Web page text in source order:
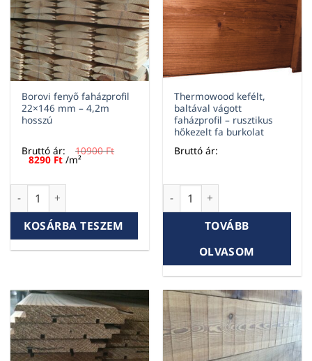
Borovi fenyő faházprofil
22×146 mm – 4,2m
hosszú
Bruttó ár: 10900Ft
Original
price
10900 Ft.
8290 FtCurrent
price
8290 Ft.
/m²
Borovi fenyő faházprofil 22x146 mm – 4,2m hosszú
KOSÁRBA TESZEM
Thermowood kefélt,
baltával vágott
faházprofil – rusztikus
hőkezelt fa burkolat
Bruttó ár:
Thermowood kefélt,
TOVÁBB
OLVASOM